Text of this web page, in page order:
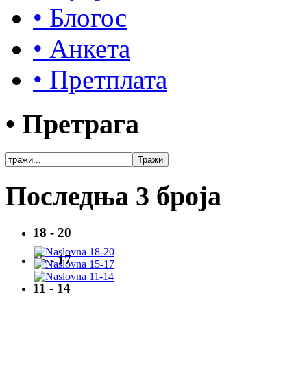
• Блогос
• Анкета
• Претплата
• Претрага
Последња 3 броја
18 - 20
15 - 17
11 - 14